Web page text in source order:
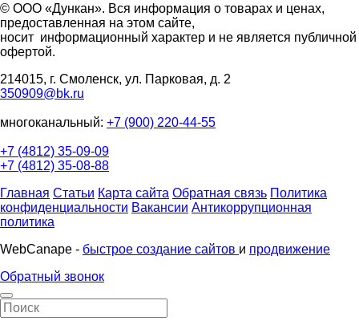
© ООО «Дункан». Вся информация о товарах и ценах,
предоставленная на этом сайте,
носит информационный характер и не является публичной
офертой.
214015, г. Смоленск, ул. Парковая, д. 2
350909@bk.ru
многоканальный: +7 (900) 220-44-55
+7 (4812) 35-09-09
+7 (4812) 35-08-88
Главная Статьи Карта сайта Обратная связь Политика
конфиденциальности Вакансии Антикоррупционная
политика
WebCanape - быстрое создание сайтов и продвижение
Обратный звонок